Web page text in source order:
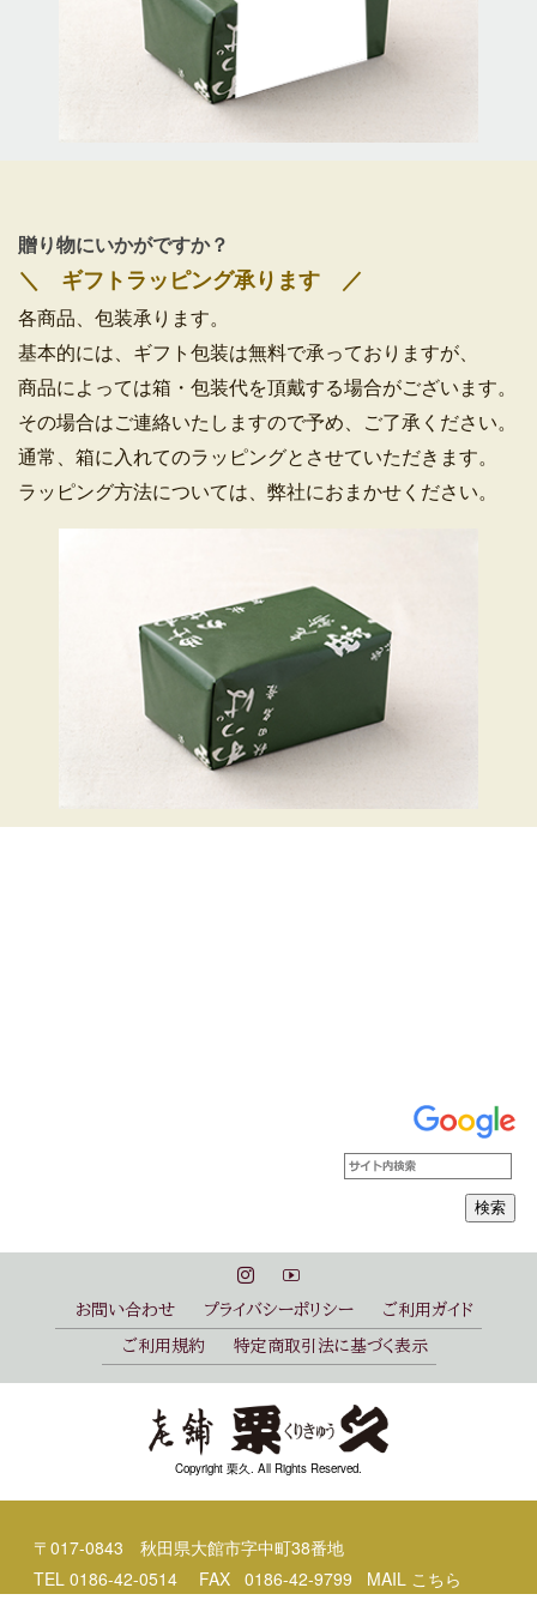
贈り物にいかがですか？
＼ ギフトラッピング承ります ／
各商品、包装承ります。
基本的には、ギフト包装は無料で承っておりますが、
商品によっては箱・包装代を頂戴する場合がございます。
その場合はご連絡いたしますので予め、ご了承ください。
通常、箱に入れてのラッピングとさせていただきます。
ラッピング方法については、弊社におまかせください。
お問い合わせ プライバシーポリシー ご利用ガイド
ご利用規約 特定商取引法に基づく表示
Copyright 栗久. All Rights Reserved.
〒017-0843 秋田県大館市字中町38番地
TEL 0186-42-0514 FAX 0186-42-9799 MAIL こちら